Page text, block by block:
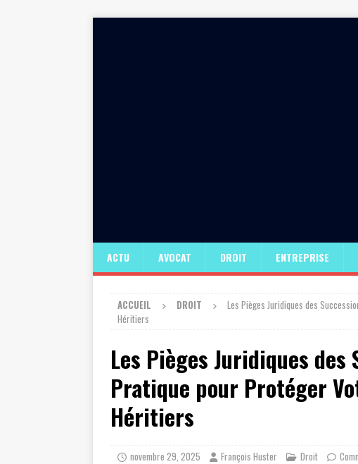
ACTU AVOCAT DROIT ENTREPRISE
ACCUEIL DROIT
Les Pièges Juridiques des
Héritiers
Les Pièges Juridiques des
Pratique pour Protéger
Héritiers
novembre 29, 2025 François Huster Droit